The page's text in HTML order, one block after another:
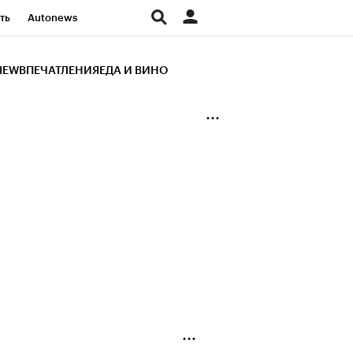
Autonews
ВПЕЧАТЛЕНИЯ ЕДА И ВИНО